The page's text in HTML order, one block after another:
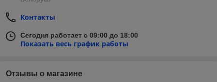
Контакты
Сегодня работает с 09:00 до 18:00
Показать весь график работы
Отзывы о магазине